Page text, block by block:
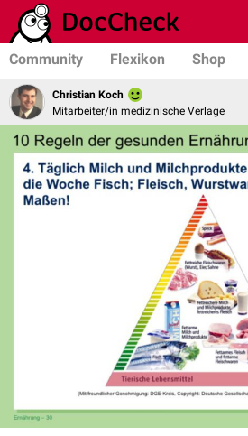
Community Flexikon Shop
Christian Koch
Mitarbeiter/in medizinische Verlage